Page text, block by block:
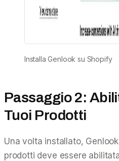
Installa Genlook su Shopify
Passaggio 2:
Tuoi Prodotti
Una volta installato,
prodotti deve essere